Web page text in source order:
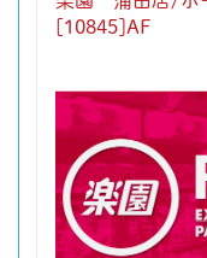
[10845]AF